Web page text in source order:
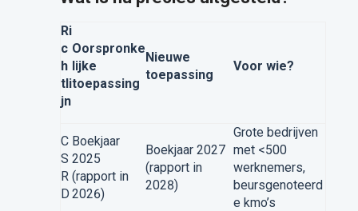
Ri
c
h
tli
jn
Oorspronke
lijke
toepassing
Nieuwe
toepassing
Voor wie?
C
S
R
D
Boekjaar
2025
(rapport in
2026)
Boekjaar 2027
(rapport in
2028)
Grote bedrijven
met <500
werknemers,
beursgenoteerd
e kmo’s